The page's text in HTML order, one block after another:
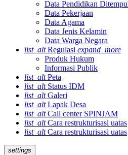
Data Pendidikan
Data Pekerjaan
Data Agama
Data Jenis Kelamin
Data Warga Negara
list_alt Regulasi expand_more
Produk Hukum
Informasi Publik
list_alt Peta
list_alt Status IDM
list_alt Galeri
list_alt Lapak Desa
list_alt Call center SPINJAM
list_alt Cara restrukturisasi uatas
list_alt Cara restrukturisasi uatas
settings